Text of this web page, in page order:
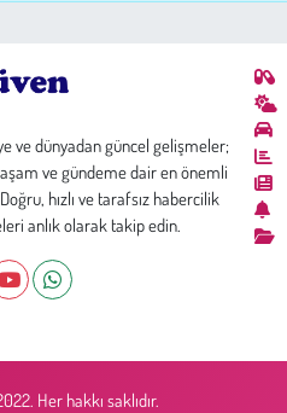
ve dünyadan güncel gelişmeler;
ve gündeme dair en önemli
hızlı ve tarafsız habercilik
anlık olarak takip edin.
Her hakkı saklıdır.